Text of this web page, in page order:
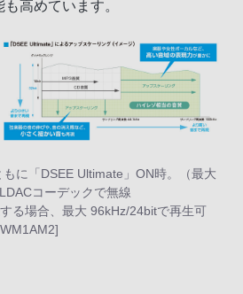
高めています。
に「DSEE Ultimate」ON時。（最大
コーデックで無線
る場合、最大 96kHz/24bitで再生可